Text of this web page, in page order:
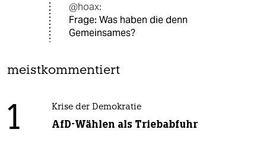
@hoax:
Frage: Was haben die denn
Gemeinsames?
meistkommentiert
1 Krise der Demokratie
AfD-Wählen als Triebabfuhr